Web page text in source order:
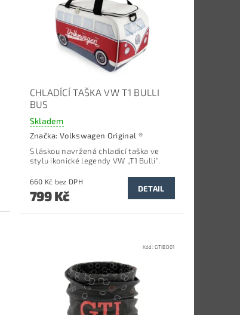
CHLADÍCÍ TAŠKA VW T1 BULLI
BUS
Skladem
Značka:Volkswagen Original ®
S láskou navržená chladicí taška ve
stylu ikonické legendy VW „T1 Bulli“.
660 Kč bez DPH
799 Kč DETAIL
Kód:GTIBD01